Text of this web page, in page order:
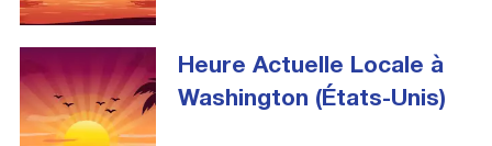
Heure Actuelle Locale à
Washington (États-Unis)